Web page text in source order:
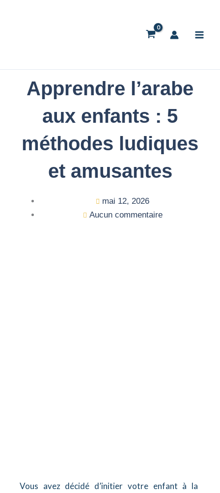
Apprendre l’arabe
aux enfants : 5
méthodes ludiques
et amusantes
mai 12, 2026
Aucun commentaire
Vous avez décidé d’initier votre enfant à la